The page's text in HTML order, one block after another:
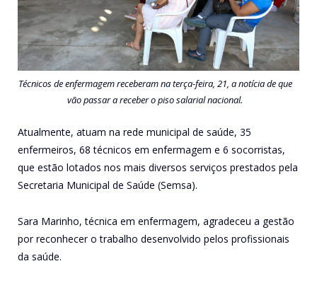
Técnicos de enfermagem receberam na terça-feira, 21, a notícia de que
vão passar a receber o piso salarial nacional.
Atualmente, atuam na rede municipal de saúde, 35
enfermeiros, 68 técnicos em enfermagem e 6 socorristas,
que estão lotados nos mais diversos serviços prestados pela
Secretaria Municipal de Saúde (Semsa).
Sara Marinho, técnica em enfermagem, agradeceu a gestão
por reconhecer o trabalho desenvolvido pelos profissionais
da saúde.